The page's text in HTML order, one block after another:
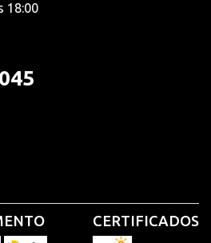
18:00
CERTIFICADOS